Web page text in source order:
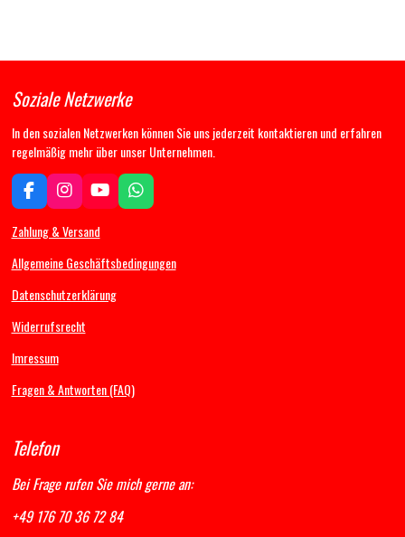
Soziale Netzwerke
In den sozialen Netzwerken können Sie uns jederzeit kontaktieren und erfahren
regelmäßig mehr über unser Unternehmen.
F
a
c
b
o
I
n
s
a
r
m
Y
o
u
u
e
W
h
s
Zahlung & Versand
Allgemeine Geschäftsbedingungen
Datenschutzerklärung
Widerrufsrecht
Imressum
Fragen & Antworten (FAQ)
Telefon
Bei Frage rufen Sie mich gerne an:
+49 176 70 36 72 84